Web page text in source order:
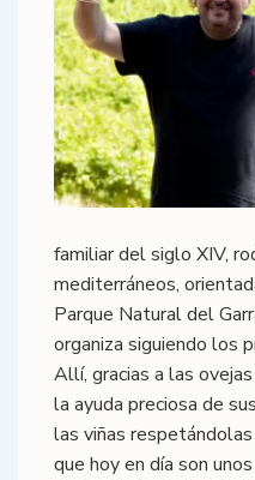
familiar del siglo XIV,
mediterráneos,
Parque Natural del
organiza siguiendo los
Allí, gracias a las
la ayuda preciosa de
las viñas
que hoy en día son